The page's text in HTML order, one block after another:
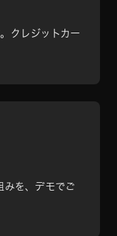
クレジットカー
を、デモでご